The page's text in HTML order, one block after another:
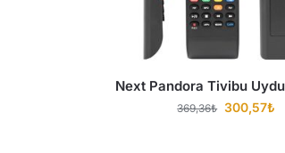
Next Pandora Tivibu Uydu
369,36₺ 300,57₺